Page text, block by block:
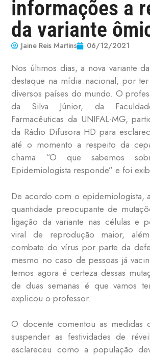
informações a
da variante
Jaine Reis Martins 06/12/2021
Nos últimos dias, a nova variante
destaque na mídia nacional, por
diversos países do mundo. O
da Silva Júnior, da
Farmacêuticas da UNIFAL-MG,
da Rádio Difusora HD para
até o momento a respeito da
chama “O que sabemos
Epidemiologista responde” e foi
De acordo com o epidemiologista,
quantidade preocupante de
ligação da variante nas células e
viral de reprodução maior,
combate do vírus por parte da
mesmo no caso de pessoas já
temos agora é certeza dessas
de duas semanas é que vamos
explicou o professor.
O docente comentou as medidas
suspender as festividades de
esclareceu como a população